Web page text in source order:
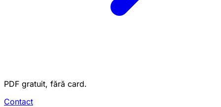
PDF gratuit, fără card.
Contact